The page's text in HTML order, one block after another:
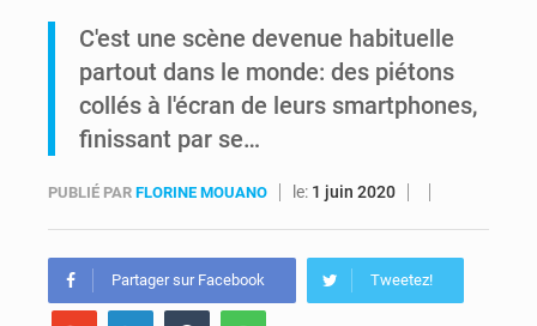
RDC : Christian Bosembe annonce la fermeture imminente de TikTok pour stopper la propagande de l’AFC-M23
C'est une scène devenue habituelle
partout dans le monde: des piétons
collés à l'écran de leurs smartphones,
finissant par se…
PUBLIÉ PAR FLORINE MOUANO le: 1 juin 2020
Partager sur Facebook Tweetez!